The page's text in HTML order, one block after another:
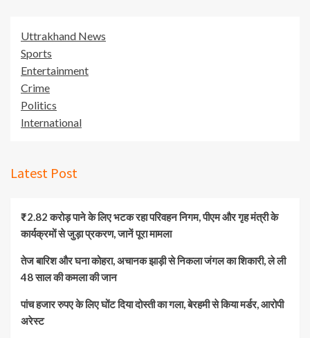
Uttrakhand News
Sports
Entertainment
Crime
Politics
International
Latest Post
₹2.82 करोड़ पाने के लिए भटक रहा परिवहन निगम, पीएम और गृह मंत्री के
कार्यक्रमों से जुड़ा प्रकरण, जानें पूरा मामला
तेज बारिश और घना कोहरा, अचानक झाड़ी से निकला जंगल का शिकारी, ले ली
48 साल की कमला की जान
पांच हजार रुपए के लिए घोंट दिया दोस्ती का गला, बेरहमी से किया मर्डर, आरोपी
अरेस्ट